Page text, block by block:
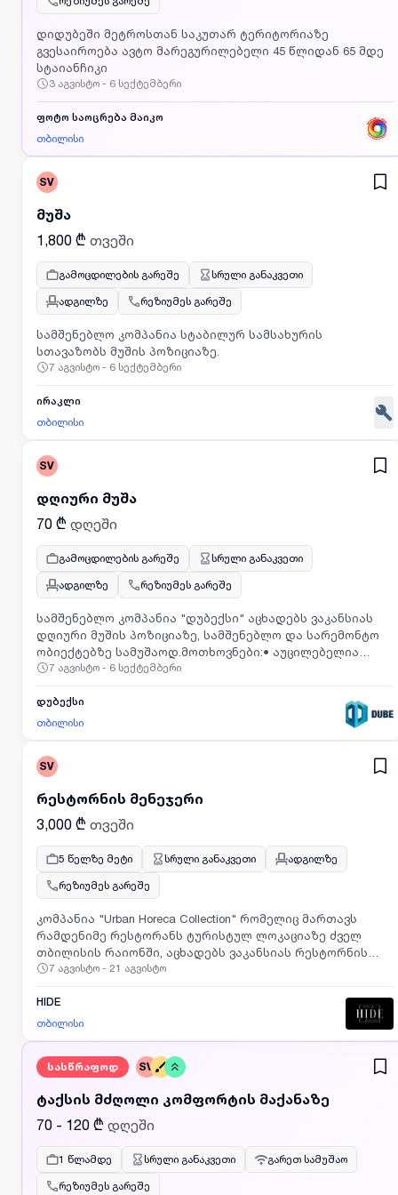
განვითარების შესაძლებლობა მეგობრული და
Techauto-ში
დიდუბეში მეტროსთან საკუთარ ტერიტორიაზე
გვესაიროება ავტო მარეგურილებელი 45 წლიდან 65 მდე
სტაიანჩიკი
3 აგვისტო - 6 სექტემბერი
ფოტო საოცრება მაიკო
თბილისი
SV
მუშა
1,800 ₾ თვეში
გამოცდილების გარეშე
სრული განაკვეთი
ადგილზე
რეზიუმეს გარეშე
სამშენებლო კომპანია სტაბილურ სამსახურის
სთავაზობს მუშის პოზიციაზე.
7 აგვისტო - 6 სექტემბერი
ირაკლი
თბილისი
SV
დღიური მუშა
70 ₾ დღეში
გამოცდილების გარეშე
სრული განაკვეთი
ადგილზე
რეზიუმეს გარეშე
სამშენებლო კომპანია "დუბექსი" აცხადებს ვაკანსიას
დღიური მუშის პოზიციაზე, სამშენებლო და სარემონტო
ობიექტებზე სამუშაოდ.მოთხოვნები:• აუცილებელია
სამშენებლო ხელსაწყოების და ინსტრუმენტების
თვეში ორჯერ;• ხელფასი განისაზღვრება 1 დღე 70 ლარი,
+კვება, მაგრამ არ გაიცემა ყოველდღიურად;• სამუშაო
დილის 9 დან საღამოს 6 მდე. 1 საათი შესვენება.•
ხელფასი ირიცხება მხოლოდ ბანკში. (არ ხდება ხელზე
ინფორმაციისთვის დაგვიკავშირიდით მითითებულ
ნომერზე."
7 აგვისტო - 6 სექტემბერი
დუბექსი
თბილისი
SV
რესტორნის მენეჯერი
3,000 ₾ თვეში
5 წელზე მეტი სრული განაკვეთი
ადგილზე
რეზიუმეს გარეშე
კომპანია "Urban Horeca Collection" რომელიც მართავს
რამდენიმე რესტორანს ტურისტულ ლოკაციაზე ძველ
თბილისის რაიონში, აცხადებს ვაკანსიას რესტორნის
მენეჯერის პოზიციაზე.
7 აგვისტო - 21 აგვისტო
HIDE
თბილისი
სასწრაფოდ SV
ტაქსის მძღოლი კომფორტის მაქანაზე
70 - 120 ₾ დღეში
1 წლამდე სრული განაკვეთი
გარეთ სამუშაო
რეზიუმეს გარეშე